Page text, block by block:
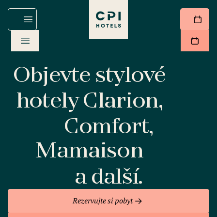
Objevte stylové
hotely Clarion,
Comfort,
Mamaison
a další.
Rezervujte si pobyt